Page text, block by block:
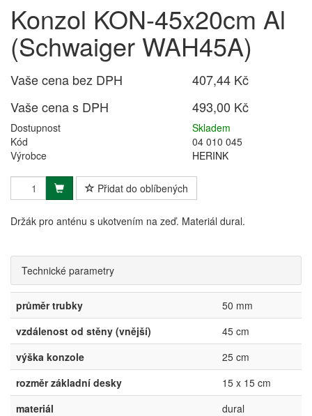
Konzol KON-45x20cm Al
(Schwaiger WAH45A)
Vaše cena bez DPH
407,44 Kč
Vaše cena s DPH
493,00 Kč
Dostupnost
Skladem
Kód
04 010 045
Výrobce
HERINK
Přidat do oblíbených
Držák pro anténu s ukotvením na zeď. Materiál dural.
Technické parametry
průměr trubky
50 mm
vzdálenost od stěny (vnější)
45 cm
výška konzole
25 cm
rozměr základní desky
15 x 15 cm
materiál
dural